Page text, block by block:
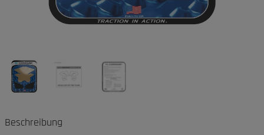
Beschreibung